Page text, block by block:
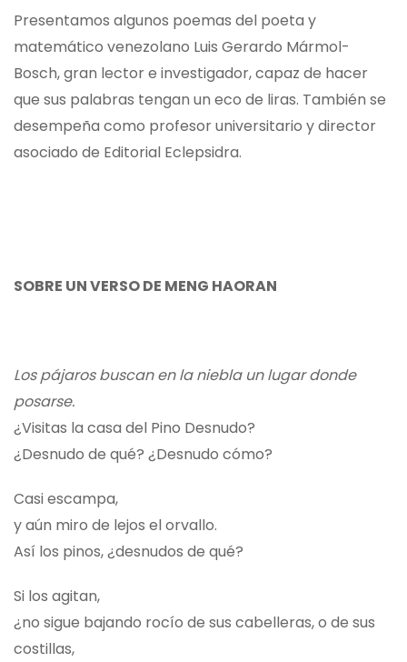
Presentamos algunos poemas del poeta y
matemático venezolano Luis Gerardo Mármol-
Bosch, gran lector e investigador, capaz de hacer
que sus palabras tengan un eco de liras. También se
desempeña como profesor universitario y director
asociado de Editorial Eclepsidra.
SOBRE UN VERSO DE MENG HAORAN
Los pájaros buscan en la niebla un lugar donde
posarse.
¿Visitas la casa del Pino Desnudo?
¿Desnudo de qué? ¿Desnudo cómo?
Casi escampa,
y aún miro de lejos el orvallo.
Así los pinos, ¿desnudos de qué?
Si los agitan,
¿no sigue bajando rocío de sus cabelleras, o de sus
costillas,